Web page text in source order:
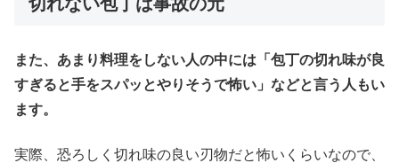
また、あまり料理をしない人の中には「包丁の切れ味が良
すぎると手をスパッとやりそうで怖い」などと言う人もい
ます。
実際、恐ろしく切れ味の良い刃物だと怖いくらいなので、